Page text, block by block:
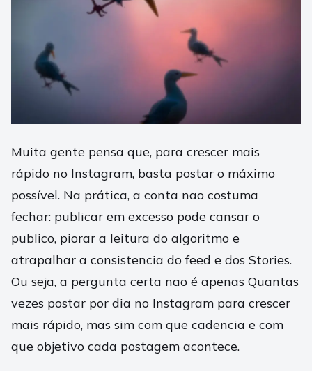
Muita gente pensa que, para crescer mais
rápido no Instagram, basta postar o máximo
possível. Na prática, a conta nao costuma
fechar: publicar em excesso pode cansar o
publico, piorar a leitura do algoritmo e
atrapalhar a consistencia do feed e dos Stories.
Ou seja, a pergunta certa nao é apenas Quantas
vezes postar por dia no Instagram para crescer
mais rápido, mas sim com que cadencia e com
que objetivo cada postagem acontece.